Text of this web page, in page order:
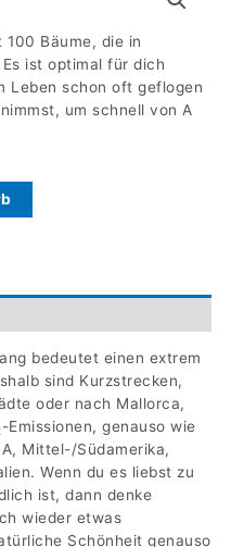
100 Bäume, die in
ist optimal für dich
Leben schon oft geflogen
um schnell von A
bedeutet einen extrem
sind Kurzstrecken,
oder nach Mallorca,
-Emissionen, genauso wie
Mittel-/Südamerika,
Wenn du es liebst zu
ist, dann denke
wieder etwas
Schönheit genauso